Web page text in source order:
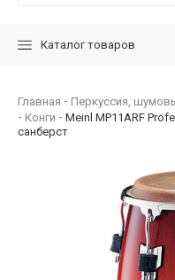
Каталог товаров
Главная Перкуссия,
Конги
Meinl MP11ARF
санберст